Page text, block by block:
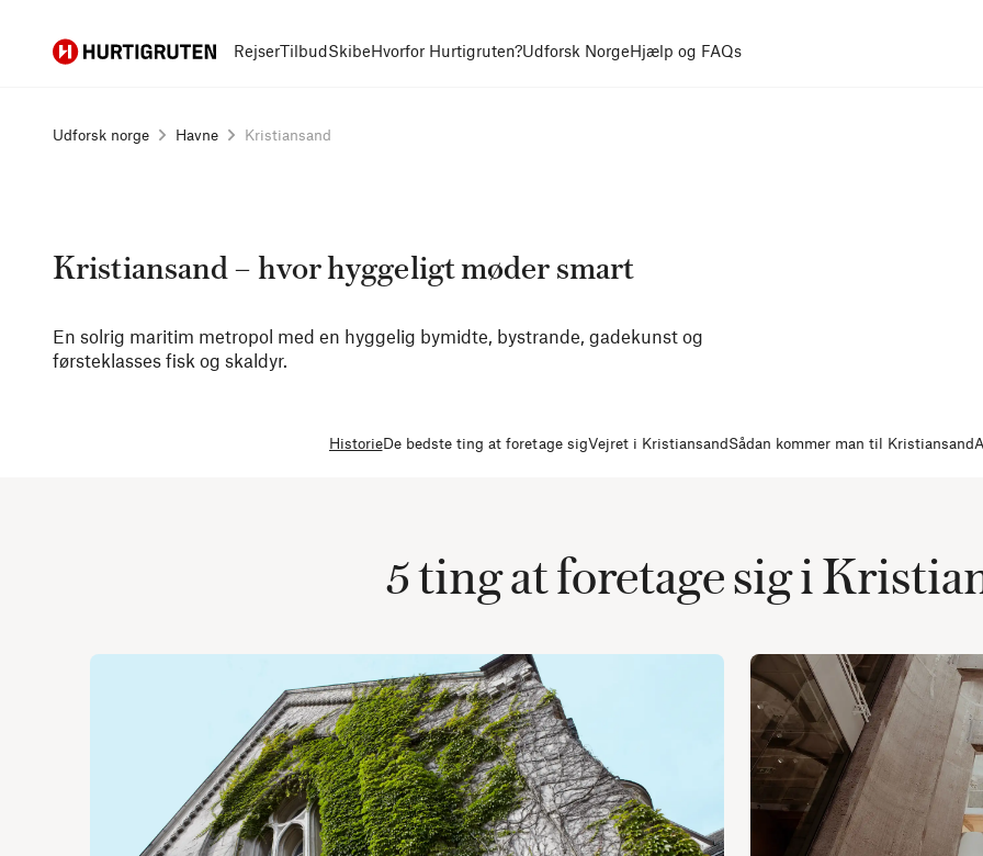
Hurtigruten RejserTilbudSkibeHvorfor Hurtigruten?Udforsk NorgeHjælp og FAQs
Udforsk norge Havne Kristiansand
Kristiansand – hvor hyggeligt møder smart
En solrig maritim metropol med en hyggelig bymidte, bystrande, gadekunst og
førsteklasses fisk og skaldyr.
HistorieDe bedste ting at foretage sigVejret i KristiansandSådan kommer man til Kristiansand
5 ting at foretage sig i